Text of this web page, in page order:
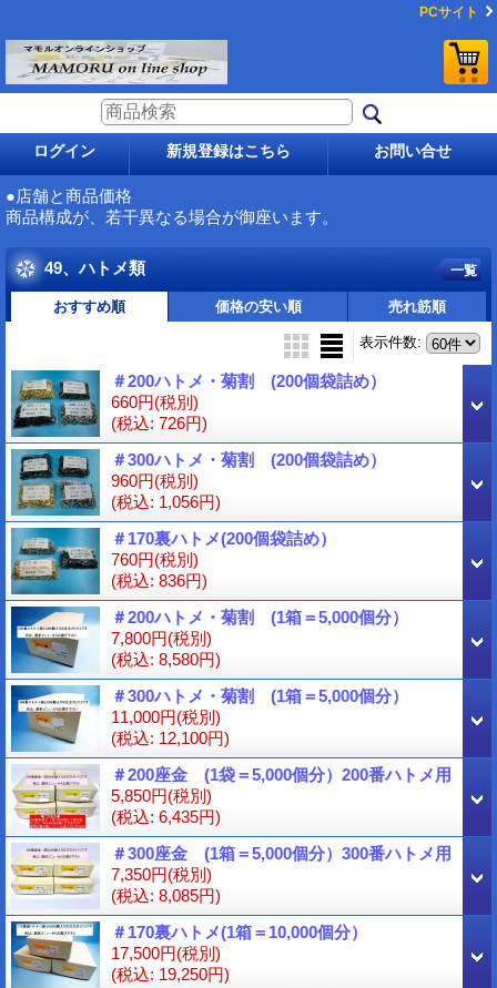
PCサイト
ログイン 新規登録はこちら お問い合せ
●店舗と商品価格
商品構成が、若干異なる場合が御座います。
49、ハトメ類 一覧
おすすめ順 価格の安い順 売れ筋順
表示件数:
＃200ハトメ・菊割 (200個袋詰め）
660円(税別)
(税込: 726円)
＃300ハトメ・菊割 (200個袋詰め）
960円(税別)
(税込: 1,056円)
＃170裏ハトメ(200個袋詰め）
760円(税別)
(税込: 836円)
＃200ハトメ・菊割 (1箱＝5,000個分）
7,800円(税別)
(税込: 8,580円)
＃300ハトメ・菊割 (1箱＝5,000個分）
11,000円(税別)
(税込: 12,100円)
＃200座金 (1袋＝5,000個分）200番ハトメ用
5,850円(税別)
(税込: 6,435円)
＃300座金 (1箱＝5,000個分）300番ハトメ用
7,350円(税別)
(税込: 8,085円)
＃170裏ハトメ(1箱＝10,000個分）
17,500円(税別)
(税込: 19,250円)